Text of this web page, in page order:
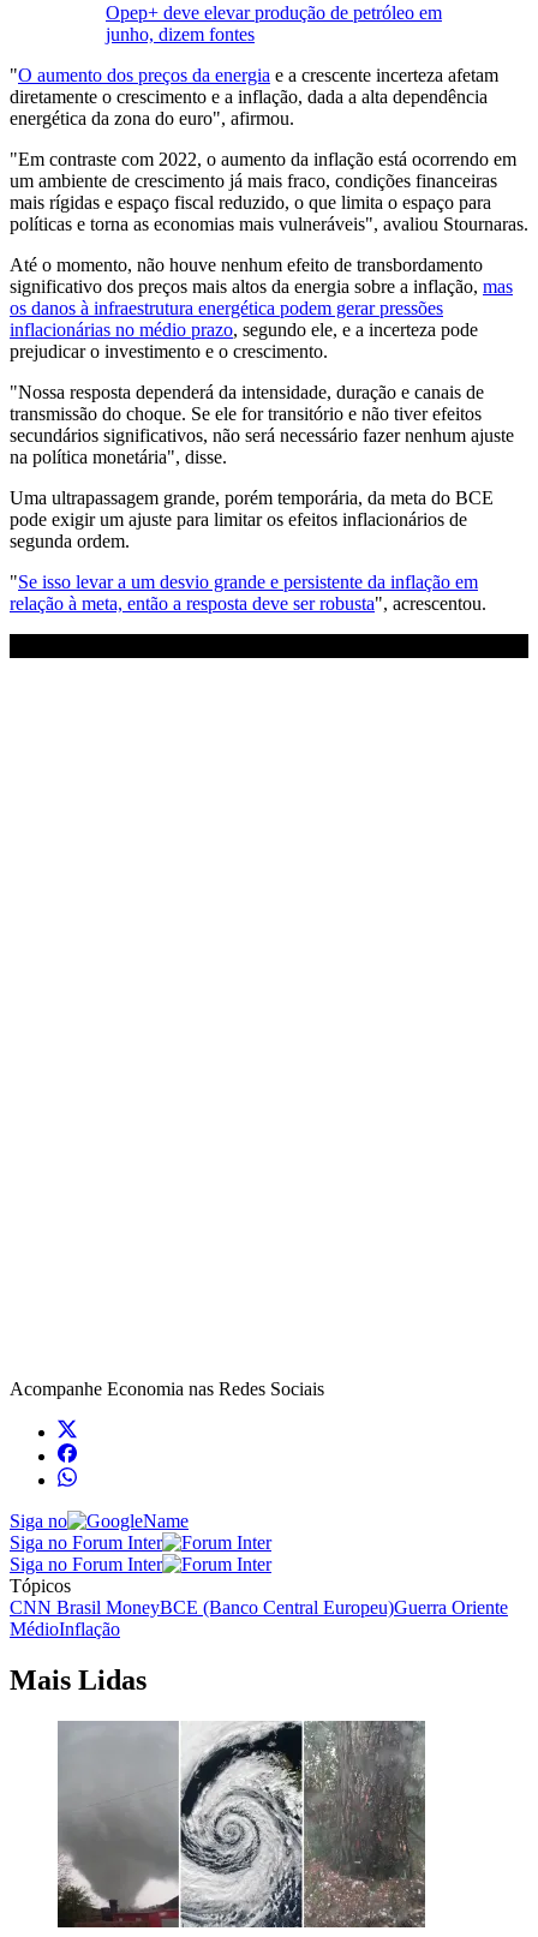
Opep+ deve elevar produção de petróleo em
junho, dizem fontes
"O aumento dos preços da energia e a crescente incerteza afetam
diretamente o crescimento e a inflação, dada a alta dependência
energética da zona do euro", afirmou.
"Em contraste com 2022, o aumento da inflação está ocorrendo em
um ambiente de crescimento já mais fraco, condições financeiras
mais rígidas e espaço fiscal reduzido, o que limita o espaço para
políticas e torna as economias mais vulneráveis", avaliou Stournaras.
Até o momento, não houve nenhum efeito de transbordamento
significativo dos preços mais altos da energia sobre a inflação, mas
os danos à infraestrutura energética podem gerar pressões
inflacionárias no médio prazo, segundo ele, e a incerteza pode
prejudicar o investimento e o crescimento.
"Nossa resposta dependerá da intensidade, duração e canais de
transmissão do choque. Se ele for transitório e não tiver efeitos
secundários significativos, não será necessário fazer nenhum ajuste
na política monetária", disse.
Uma ultrapassagem grande, porém temporária, da meta do BCE
pode exigir um ajuste para limitar os efeitos inflacionários de
segunda ordem.
"Se isso levar a um desvio grande e persistente da inflação em
relação à meta, então a resposta deve ser robusta", acrescentou.
Acompanhe Economia nas Redes Sociais
Siga no
Siga no Forum Inter
Siga no Forum Inter
Tópicos
CNN Brasil MoneyBCE (Banco Central Europeu)Guerra Oriente
MédioInflação
Mais Lidas